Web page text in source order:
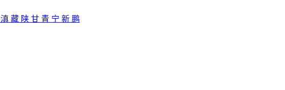
滇 藏 陕 甘 青 宁 新 鹏